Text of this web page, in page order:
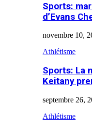
Sports:
d’Evans
novembre 10,
Athlétisme
Sports: La
Keitany
septembre 26,
Athlétisme